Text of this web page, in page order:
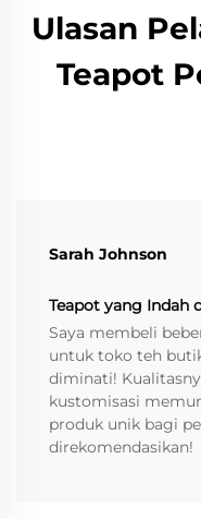
Ulasan
Teapot
Sarah Johnson
Teapot yang Indah
Saya membeli
untuk toko teh
diminati!
kustomisasi
produk unik bagi
direkomendasikan!